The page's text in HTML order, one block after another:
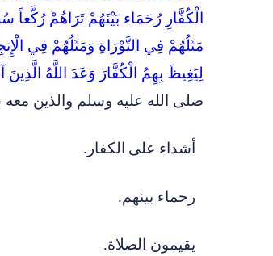
الْكُفَّارِ رُحَمَاء بَيْنَهُمْ تَرَاهُمْ
مَثَلُهُمْ فِي التَّوْرَاةِ وَمَثَلُهُمْ فِي
لِيَغِيظَ بِهِمُ الْكُفَّارَ وَعَدَ اللَّهُ
صلى الله عليه وسلم والذين معه
أشداء على الكفار .
رحماء بينهم.
يقيمون الصلاة.